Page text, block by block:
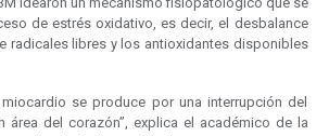
de estrés oxidativo, es decir, el desbalance
radicales libres y los antioxidantes disponibles
se produce por una interrupción del
área del corazón”, explica el académico de la